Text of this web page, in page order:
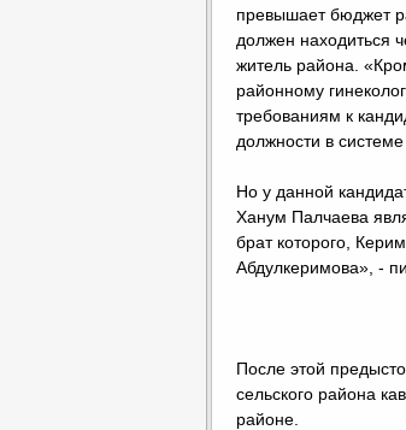
превышает бюджет
должен находиться
житель района.
районному
требованиям к
должности в
Но у данной
Ханум Палчаева
брат которого,
Абдулкеримова», -
После этой
сельского района
районе.